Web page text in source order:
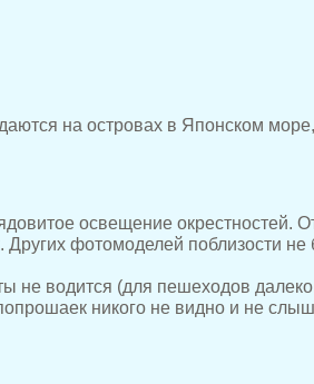
на островах в Японском
освещение окрестностей.
Других фотомоделей поблизости
не водится (для пешеходов
никого не видно и не